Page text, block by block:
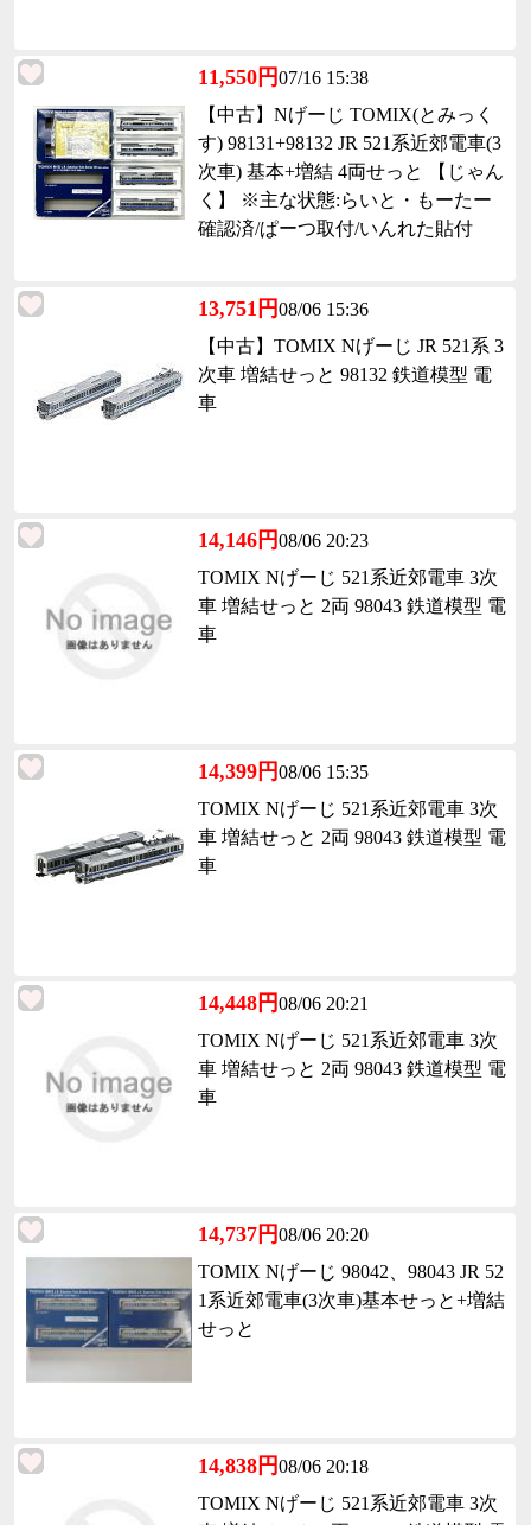
11,550円07/16 15:38
【中古】Nげーじ TOMIX(とみっく
す) 98131+98132 JR 521系近郊電車(3
次車) 基本+増結 4両せっと 【じゃん
く】 ※主な状態:らいと・もーたー
確認済/ぱーつ取付/いんれた貼付
13,751円08/06 15:36
【中古】TOMIX Nげーじ JR 521系 3
次車 増結せっと 98132 鉄道模型 電
車
14,146円08/06 20:23
TOMIX Nげーじ 521系近郊電車 3次
車 増結せっと 2両 98043 鉄道模型 電
車
14,399円08/06 15:35
TOMIX Nげーじ 521系近郊電車 3次
車 増結せっと 2両 98043 鉄道模型 電
車
14,448円08/06 20:21
TOMIX Nげーじ 521系近郊電車 3次
車 増結せっと 2両 98043 鉄道模型 電
車
14,737円08/06 20:20
TOMIX Nげーじ 98042、98043 JR 52
1系近郊電車(3次車)基本せっと+増結
せっと
14,838円08/06 20:18
TOMIX Nげーじ 521系近郊電車 3次